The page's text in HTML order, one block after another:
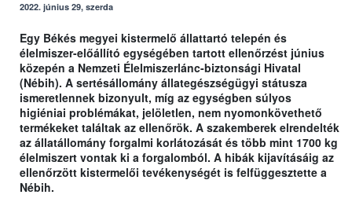
2022. június 29, szerda
Egy Békés megyei kistermelő állattartó telepén és
élelmiszer-előállító egységében tartott ellenőrzést június
közepén a Nemzeti Élelmiszerlánc-biztonsági Hivatal
(Nébih). A sertésállomány állategészségügyi státusza
ismeretlennek bizonyult, míg az egységben súlyos
higiéniai problémákat, jelöletlen, nem nyomonkövethető
termékeket találtak az ellenőrök. A szakemberek elrendelték
az állatállomány forgalmi korlátozását és több mint 1700 kg
élelmiszert vontak ki a forgalomból. A hibák kijavításáig az
ellenőrzött kistermelői tevékenységét is felfüggesztette a
Nébih.